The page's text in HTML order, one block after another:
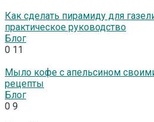
Как сделать пирамиду для
практическое руководство
Блог
0 11
Мыло кофе с апельсином
рецепты
Блог
0 9